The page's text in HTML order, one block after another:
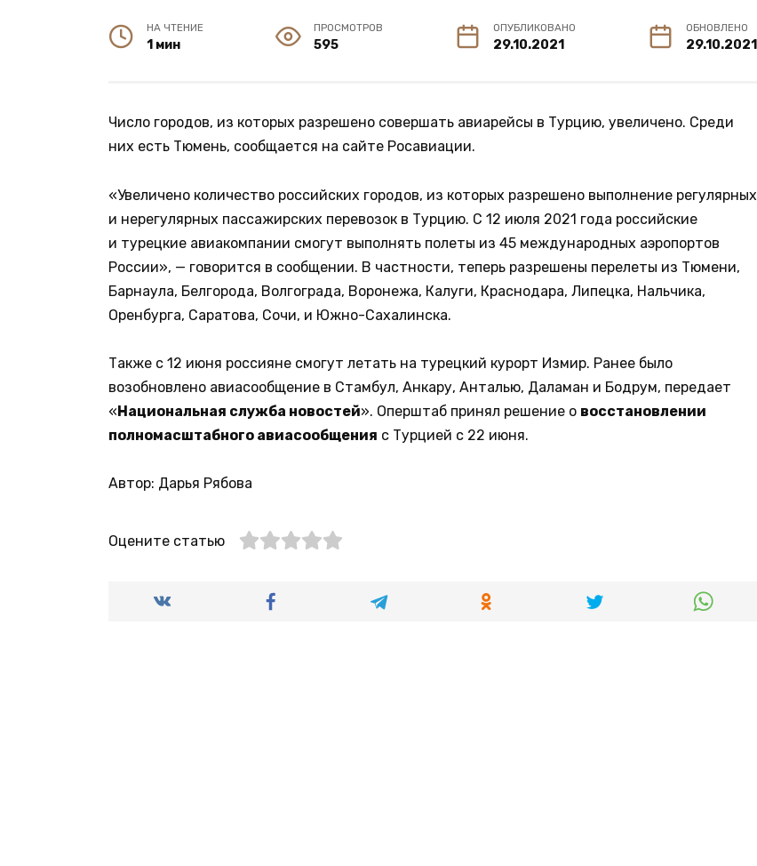
НА ЧТЕНИЕ
1 мин
ПРОСМОТРОВ
595
ОПУБЛИКОВАНО
29.10.2021
ОБНОВЛЕНО
29.10.2021
Число городов, из которых разрешено совершать авиарейсы в Турцию, увеличено. Среди
них есть Тюмень, сообщается на сайте Росавиации.
«Увеличено количество российских городов, из которых разрешено выполнение регулярных
и нерегулярных пассажирских перевозок в Турцию. С 12 июля 2021 года российские
и турецкие авиакомпании смогут выполнять полеты из 45 международных аэропортов
России», — говорится в сообщении. В частности, теперь разрешены перелеты из Тюмени,
Барнаула, Белгорода, Волгограда, Воронежа, Калуги, Краснодара, Липецка, Нальчика,
Оренбурга, Саратова, Сочи, и Южно-Сахалинска.
Также с 12 июня россияне смогут летать на турецкий курорт Измир. Ранее было
возобновлено авиасообщение в Стамбул, Анкару, Анталью, Даламан и Бодрум, передает
«Национальная служба новостей». Оперштаб принял решение о восстановлении
полномасштабного авиасообщения с Турцией с 22 июня.
Автор: Дарья Рябова
Оцените статью